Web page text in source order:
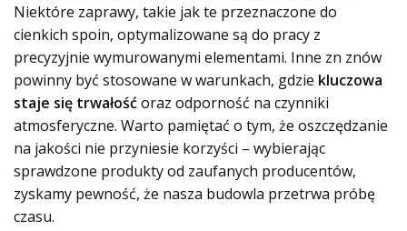
Niektóre zaprawy, takie jak te przeznaczone do
cienkich spoin, optymalizowane są do pracy z
precyzyjnie wymurowanymi elementami. Inne zn znów
powinny być stosowane w warunkach, gdzie kluczowa
staje się trwałośćoraz odporność na czynniki
atmosferyczne. Warto pamiętać o tym, że oszczędzanie
na jakości nie przyniesie korzyści – wybierając
sprawdzone produkty od zaufanych producentów,
zyskamy pewność, że nasza budowla przetrwa próbę
czasu.